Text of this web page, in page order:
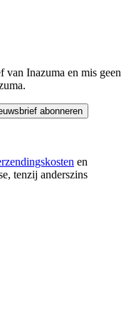
van Inazuma en mis geen
abonneren
en
tenzij anderszins